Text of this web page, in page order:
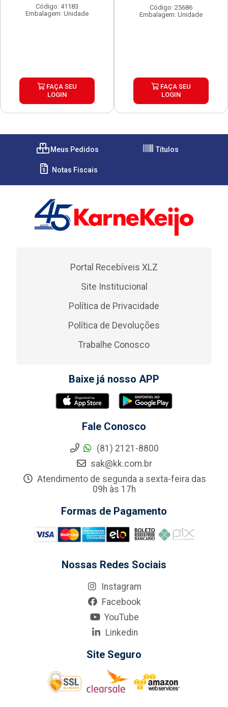
Código: 41183
Embalagem: Unidade
FAÇA SEU
LOGIN
Código: 25686
Embalagem: Unidade
FAÇA SEU
LOGIN
Meus Pedidos Títulos
Notas Fiscais
Portal Recebíveis XLZ
Site Institucional
Política de Privacidade
Política de Devoluções
Trabalhe Conosco
Baixe já nosso APP
Fale Conosco
(81) 2121-8800
sak@kk.com.br
Atendimento de segunda a sexta-feira das
09h às 17h
Formas de Pagamento
Nossas Redes Sociais
Instagram
Facebook
YouTube
Linkedin
Site Seguro